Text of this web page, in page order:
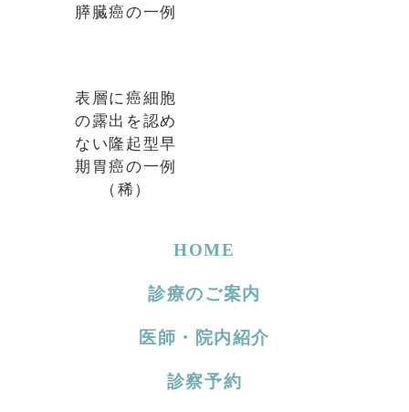
膵臓癌の一例
表層に癌細胞
の露出を認め
ない隆起型早
期胃癌の一例
（稀）
HOME
診療のご案内
医師・院内紹介
診察予約